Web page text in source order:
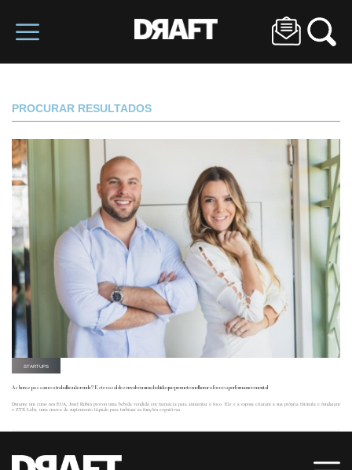
PROCURAR RESULTADOS
STARTUPS
As horas passam e o trabalho não rende? Este casal desenvolveu uma bebida que promete melhorar o foco e a performance mental
Durante um curso nos EUA, Josef Rubin provou uma bebida vendida em farmácia para aumentar o foco. Ele e a esposa criaram a sua própria fórmula e fundaram
o ZTX Labs, uma marca de suplemento líquido para turbinar as funções cognitivas.